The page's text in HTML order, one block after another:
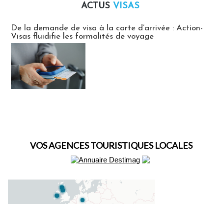
ACTUS VISAS
De la demande de visa à la carte d’arrivée : Action-
Visas fluidifie les formalités de voyage
VOS AGENCES TOURISTIQUES LOCALES